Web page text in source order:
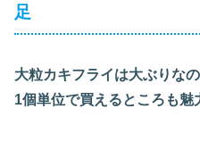
足
大粒カキフライは大ぶりな
1個単位で買えるところも魅